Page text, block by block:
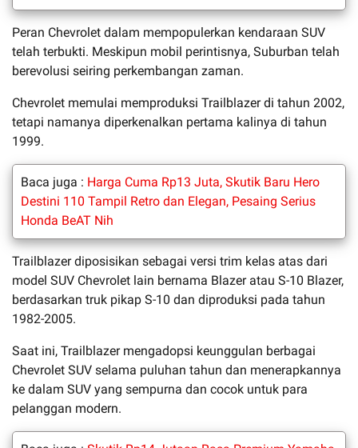
Peran Chevrolet dalam mempopulerkan kendaraan SUV
telah terbukti. Meskipun mobil perintisnya, Suburban telah
berevolusi seiring perkembangan zaman.
Chevrolet memulai memproduksi Trailblazer di tahun 2002,
tetapi namanya diperkenalkan pertama kalinya di tahun
1999.
Baca juga : Harga Cuma Rp13 Juta, Skutik Baru Hero
Destini 110 Tampil Retro dan Elegan, Pesaing Serius
Honda BeAT Nih
Trailblazer diposisikan sebagai versi trim kelas atas dari
model SUV Chevrolet lain bernama Blazer atau S-10 Blazer,
berdasarkan truk pikap S-10 dan diproduksi pada tahun
1982-2005.
Saat ini, Trailblazer mengadopsi keunggulan berbagai
Chevrolet SUV selama puluhan tahun dan menerapkannya
ke dalam SUV yang sempurna dan cocok untuk para
pelanggan modern.